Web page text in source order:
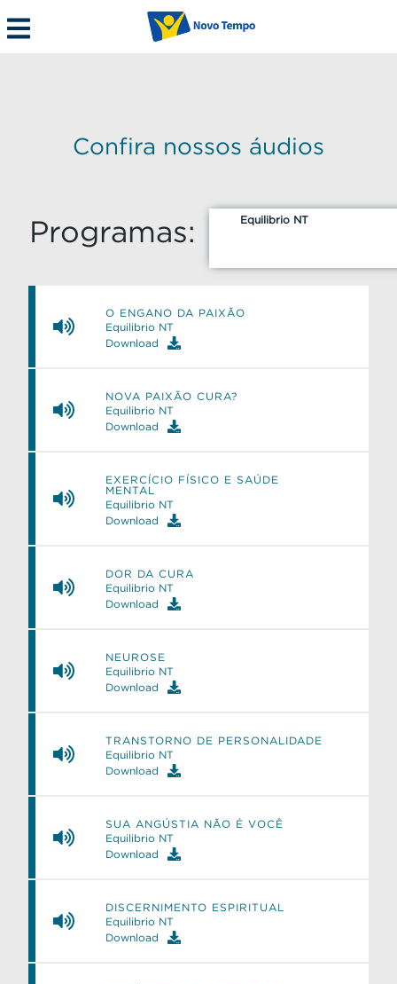
Confira nossos áudios
Programas: Equilibrio NT
O ENGANO DA PAIXÃO
Equilibrio NT
Download
NOVA PAIXÃO CURA?
Equilibrio NT
Download
EXERCÍCIO FÍSICO E SAÚDE
MENTAL
Equilibrio NT
Download
DOR DA CURA
Equilibrio NT
Download
NEUROSE
Equilibrio NT
Download
TRANSTORNO DE PERSONALIDADE
Equilibrio NT
Download
SUA ANGÚSTIA NÃO É VOCÊ
Equilibrio NT
Download
DISCERNIMENTO ESPIRITUAL
Equilibrio NT
Download